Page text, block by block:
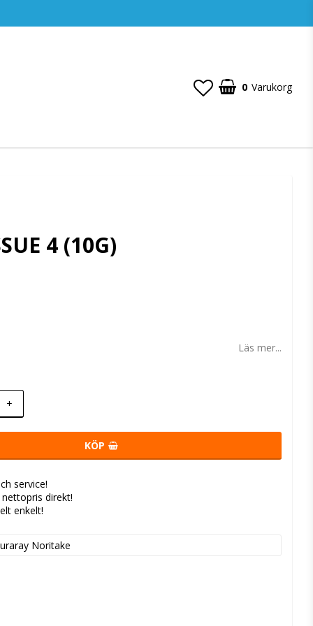
0 Varukorg
4 (10G)
Läs mer...
+
KÖP
service!
direkt!
enkelt!
Noritake